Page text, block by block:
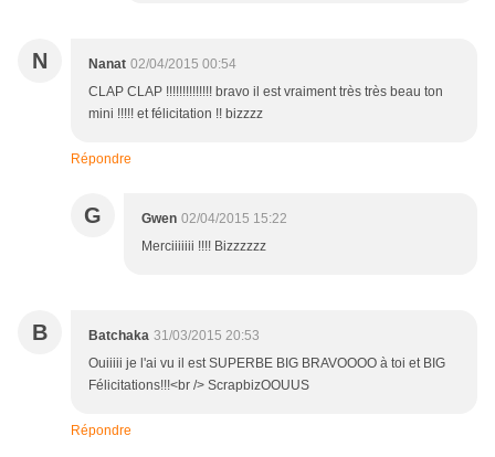
N Nanat 02/04/2015 00:54
CLAP CLAP !!!!!!!!!!!!!! bravo il est vraiment très très beau ton
mini !!!!! et félicitation !! bizzzz
Répondre
G Gwen 02/04/2015 15:22
Merciiiiiii !!!! Bizzzzzz
B Batchaka 31/03/2015 20:53
Ouiiiii je l'ai vu il est SUPERBE BIG BRAVOOOO à toi et BIG
Félicitations!!!<br /> ScrapbizOOUUS
Répondre